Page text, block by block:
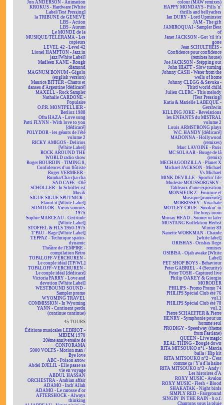
Jon ANDERSON - Animation
KROKUS - Hardware [White
Label/Test Pressing]
la TRIBUNE de GENÈVE
LBS - Action
LBS - Aurum
Le MONDE de la
MUSIQUE/TÉLÉRAMA - Les
copieurs
LEVEL 42 - Level 42
Lionel HAMPTON - Jazz in
jazz [White Label]
Madleen KANE - Rough
diamond
MAGNUM BONUM - Gigolo
(english version)
Maurice BITTER - Chants et
danses d'Argentine [dédicacé]
MAXELL - Rock Sampler
Nathalie CARDONE -
Populaire
O.P.R. MONTPELLIER -
Berlioz 1988
Ofra HAZA - Love song
Patti FLYNN - With love to you
[dédicacé]
POLYDOR - les géants de l'été
volume 2
RICKY AMIGOS - Delirios
[White Label]
ROCK AROUND THE
WORLD radio show
Roger BOURDIN - TIMING 8,
Confidences d'un flûtiste
Roger VERMEER -
Rumba/Cha-cha-cha
SAD CAFÉ - Olé
SCHÖLLER - In Schöller ist
Musik
SIGUE SIGUE SPUTNICK -
Flaunt it [White Label]
SONOLOR - Vœux sonores
1975
Sophie MARCEAU - Certitude
[White Label]
STOFFEL & FILS 1950-1975
T'PAU - Rage [White Label]
TEPPAZ - Technique spatio-
dynamic
Théâtre de l'EMPIRE -
compilation Rétro
TOPALOFF-VERCHUREN -
Le couple idéal [TP/WL]
TOPALOFF~VERCHUREN -
Le couple idéal [dédicacé]
Victoria PARRY - Love and
devotion [White Label]
WESTBOUND SOUND -
Sampler promo
WYOMING TRAVEL
COMMISSION - In Wyoming
YANN - Continent perdu
(continue continue)
45 TOURS
Éditions musicales LEBRIOT -
MIDEM 1970
20ème anniversaire de
CONFORAMA
5000 VOLTS - Motion man /
Bye love
ABC - Poison arrow
Abdel DJELIL - Elle passe sa
vie en voyage
ABDUL HASSAN
ORCHESTRA - Arabian affair
ADAMO - Inch'Allah
ADAMO - Le carosse d'or
AFTERSHOCK - Always
thinking
colour (MAW remixes)
HAPPY MONDAYS - Pills 'n'
thrills and bellyaches
Ian DURY - Lord Upminster
JAM - The gift
JAMIROQUAI - Sampler Best
of
Janet JACKSON - Got 'til it's
gone
Jean SCHULTHEIS -
Confidence pour confidence
(remixes house)
Joe JACKSON - Stepping out
John HIATT - Slow turning
Johnny CASH - Water from the
wells of home
Johnny CLEGG & Savuka -
Third world child
Julien CLERC - This melody
[Test Pressing]
Katia & Marielle LABEQUE -
Gershwin
KILLING JOKE - Revelations
les ENFANTS du MISTRAL
volume 2
Louis ARMSTRONG plays
W.C. HANDY [dédicacé]
MADONNA - Hollywood
(remixes)
Marc LAVOINE - Paris
MC SOLAAR - Bouge de là
(remix)
MECHAGODZILLA - Planet X
Michael JACKSON - Michael
Vs Michael
MINK DEVILLE - Sportin' life
Modeste MOUSSORGSKY -
Tableaux d'une exposition
MONSIEUR Z - Fourrure et
Musique [numéroté]
MORRISSEY - Viva hate
MÖTLEY CRÜE - Smokin' in
the boys room
Murray HEAD - Sooner or later
MUSTANG Kollektion Herbst
Winter 83
Nanette WORKMAN - Chaude
[white label]
ORISHAS - Orishas llego
remixes
OSIBISA - Ojah awake [White
Label]
PET SHOP BOYS - Behaviour
Peter GABRIEL - 4 (Security)
Peter TOSH - Captured live
Philip OAKEY & Giorgio
MORODER
PHILIPS - Promo Promo 74
PHILIPS Spécial Club été 76
vol.1
PHILIPS Spécial Club été 78
vol. 2
Pierre SCHAEFFER & Pierre
HENRY - Symphonie pour un
homme seul
PRODIGY - Speedway (theme
from Fastlane)
QUEEN - Live magic
REAL THING - Boogie down
RITA MITSOUKO n°1 - Marcia
baila / Hip kit
RITA MITSOUKO n°2 - C'est
comme ça / Y'a d'la haine
RITA MITSOUKO n°3 - Andy /
Les histoires d'A
ROXY MUSIC - Avalon
ROXY MUSIC - Flesh + Blood
SHAKATAK - Night birds
SIMPLY RED - Fairground
SINGIN' IN THE RAIN - b.o.f.
Chantons sous la pluie